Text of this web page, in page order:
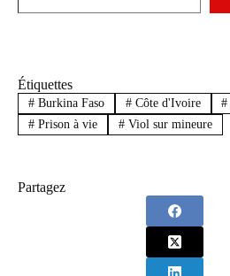
Étiquettes
#Burkina Faso #Côte d'Ivoire #
#Prison à vie #Viol sur mineure
Partagez